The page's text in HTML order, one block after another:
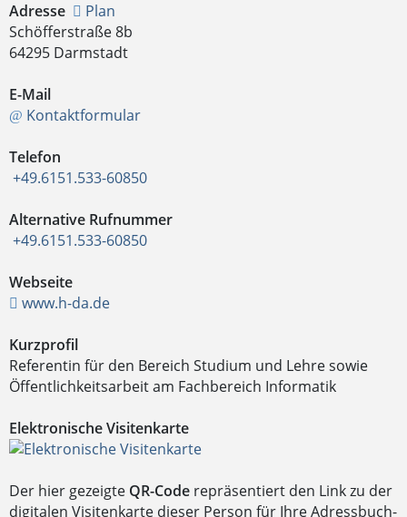
Adresse
Plan
Schöfferstraße 8b
64295 Darmstadt
E-Mail
Kontaktformular
Telefon
+49.6151.533-60850
Alternative Rufnummer
+49.6151.533-60850
Webseite
www.h-da.de
Kurzprofil
Referentin für den Bereich Studium und Lehre sowie
Öffentlichkeitsarbeit am Fachbereich Informatik
Elektronische Visitenkarte
Der hier gezeigte QR-Code repräsentiert den Link zu der
digitalen Visitenkarte dieser Person für Ihre Adressbuch-